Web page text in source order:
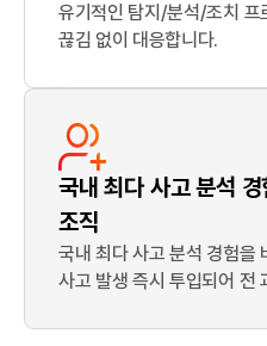
국내 최다 사고 분석
조직
국내 최다 사고 분석 경험을
사고 발생 즉시 투입되어 전
유기적인 탐지/분석/조치 프
끊김 없이 대응합니다.